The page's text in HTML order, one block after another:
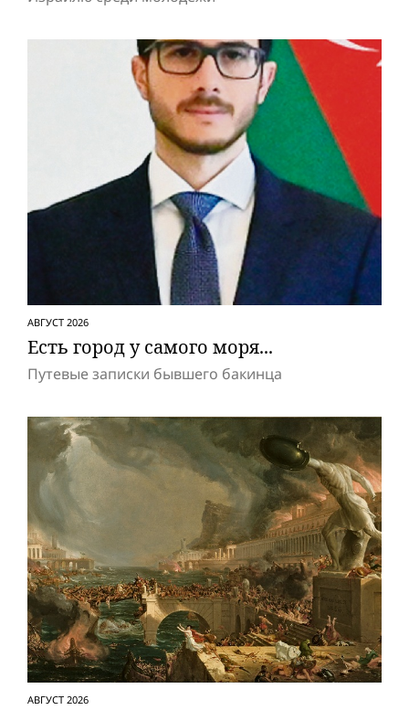
АВГУСТ 2026
Есть город у самого моря...
Путевые записки бывшего бакинца
АВГУСТ 2026